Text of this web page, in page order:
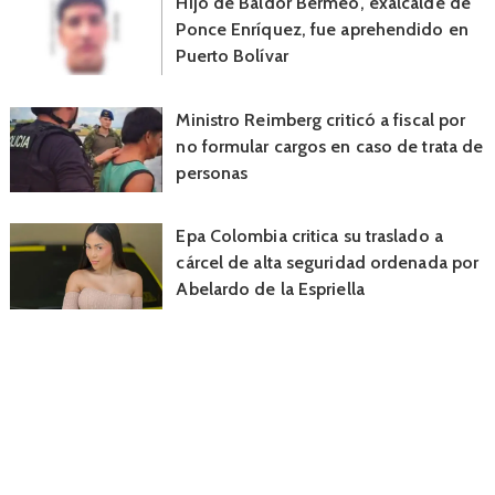
Ponce Enríquez, fue aprehendido en
Puerto Bolívar
Ministro Reimberg criticó a fiscal por
no formular cargos en caso de trata de
personas
Epa Colombia critica su traslado a
cárcel de alta seguridad ordenada por
Abelardo de la Espriella